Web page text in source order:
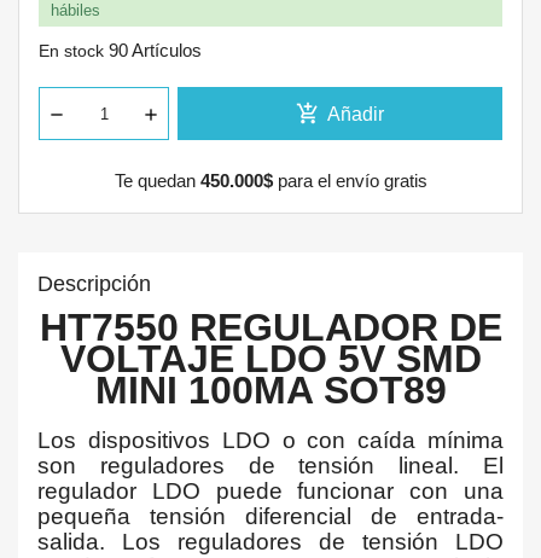
hábiles
En stock 90 Artículos
add_shopping_cart Añadir
Te quedan 450.000$para el envío gratis
Descripción
HT7550 REGULADOR DE
VOLTAJE LDO 5V SMD
MINI 100MA SOT89
Los dispositivos LDO o con caída mínima
son reguladores de tensión lineal. El
regulador LDO puede funcionar con una
pequeña tensión diferencial de entrada-
salida. Los reguladores de tensión LDO